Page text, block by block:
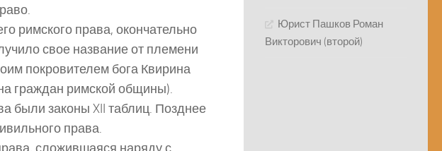
римского права, окончательно
свое название от племени
покровителем бога Квирина
граждан римской общины).
были законы XII таблиц. Позднее
права.
Юрист Пашков Роман
Викторович (второй)